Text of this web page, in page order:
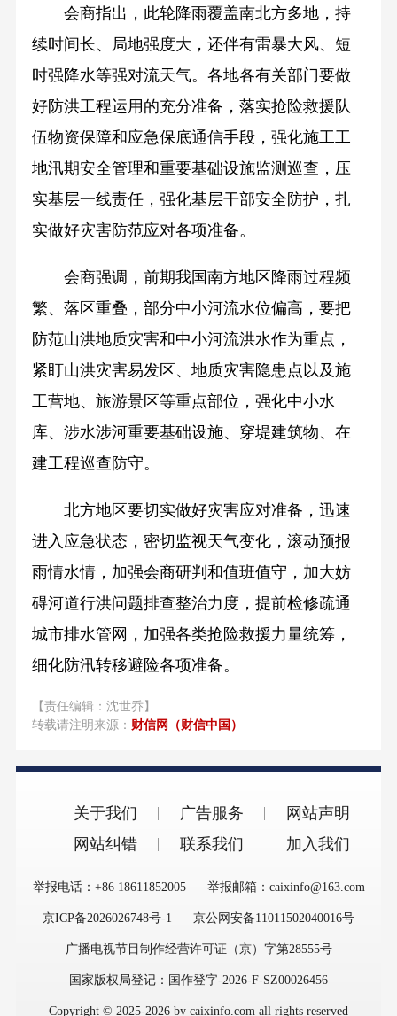
会商指出，此轮降雨覆盖南北方多地，持
续时间长、局地强度大，还伴有雷暴大风、短
时强降水等强对流天气。各地各有关部门要做
好防洪工程运用的充分准备，落实抢险救援队
伍物资保障和应急保底通信手段，强化施工工
地汛期安全管理和重要基础设施监测巡查，压
实基层一线责任，强化基层干部安全防护，扎
实做好灾害防范应对各项准备。
会商强调，前期我国南方地区降雨过程频
繁、落区重叠，部分中小河流水位偏高，要把
防范山洪地质灾害和中小河流洪水作为重点，
紧盯山洪灾害易发区、地质灾害隐患点以及施
工营地、旅游景区等重点部位，强化中小水
库、涉水涉河重要基础设施、穿堤建筑物、在
建工程巡查防守。
北方地区要切实做好灾害应对准备，迅速
进入应急状态，密切监视天气变化，滚动预报
雨情水情，加强会商研判和值班值守，加大妨
碍河道行洪问题排查整治力度，提前检修疏通
城市排水管网，加强各类抢险救援力量统筹，
细化防汛转移避险各项准备。
【责任编辑：沈世乔】
转载请注明来源： 财信网（财信中国）
关于我们 广告服务
网站声明
网站纠错
联系我们 加入我们
举报电话：+86 18611852005 举报邮箱：caixinfo@163.com
京ICP备2026026748号-1 京公网安备11011502040016号
广播电视节目制作经营许可证（京）字第28555号
国家版权局登记：国作登字-2026-F-SZ00026456
Copyright © 2025-2026 by caixinfo.com all rights reserved